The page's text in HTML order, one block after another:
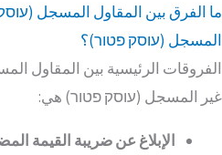
ما الفرق بين المقاول المسجل
المسجل (עוסק פטור)؟
الفروقات الرئيسية بين المقاول
غير المسجل (עוסק פטור) هي:
الإبلاغ عن ضريبة القيمة